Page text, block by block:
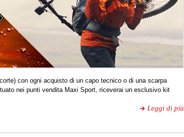
con ogni acquisto di un capo tecnico o di una scarpa
nei punti vendita Maxi Sport, riceverai un esclusivo kit
Leggi di più